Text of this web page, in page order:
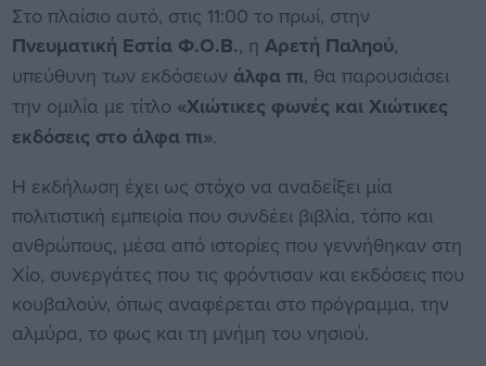
Στο πλαίσιο αυτό, στις 11:00 το πρωί, στην
Πνευματική Εστία Φ.Ο.Β., η Αρετή Παληού,
υπεύθυνη των εκδόσεων άλφα πι, θα παρουσιάσει
την ομιλία με τίτλο «Χιώτικες φωνές και Χιώτικες
εκδόσεις στο άλφα πι».
Η εκδήλωση έχει ως στόχο να αναδείξει μία
πολιτιστική εμπειρία που συνδέει βιβλία, τόπο και
ανθρώπους, μέσα από ιστορίες που γεννήθηκαν στη
Χίο, συνεργάτες που τις φρόντισαν και εκδόσεις που
κουβαλούν, όπως αναφέρεται στο πρόγραμμα, την
αλμύρα, το φως και τη μνήμη του νησιού.